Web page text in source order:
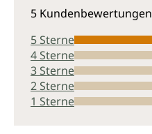
5 Kundenbewertungen
5 Sterne
4 Sterne
3 Sterne
2 Sterne
1 Sterne